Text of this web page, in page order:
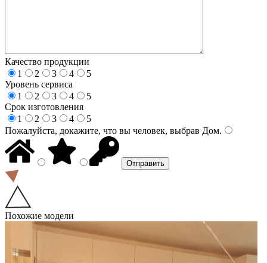
Качество продукции
1
2 3 4
5
Уровень сервиса
1
2 3 4
5
Срок изготовления
1
2 3 4
5
Пожалуйста, докажите, что вы человек, выбрав Дом.
Похожие модели